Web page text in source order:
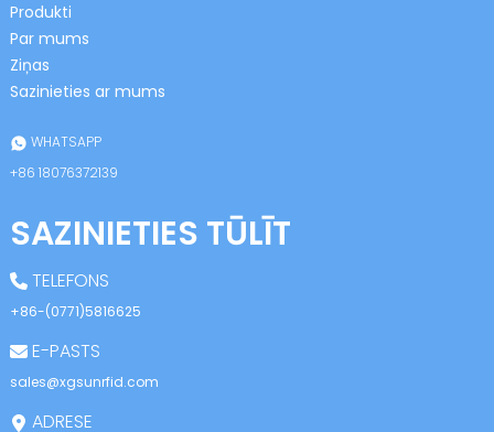
Produkti
Par mums
Ziņas
Sazinieties ar mums
WHATSAPP
+86 18076372139
SAZINIETIES TŪLĪT
TELEFONS
+86-(0771)5816625
E-PASTS
sales@xgsunrfid.com
ADRESE